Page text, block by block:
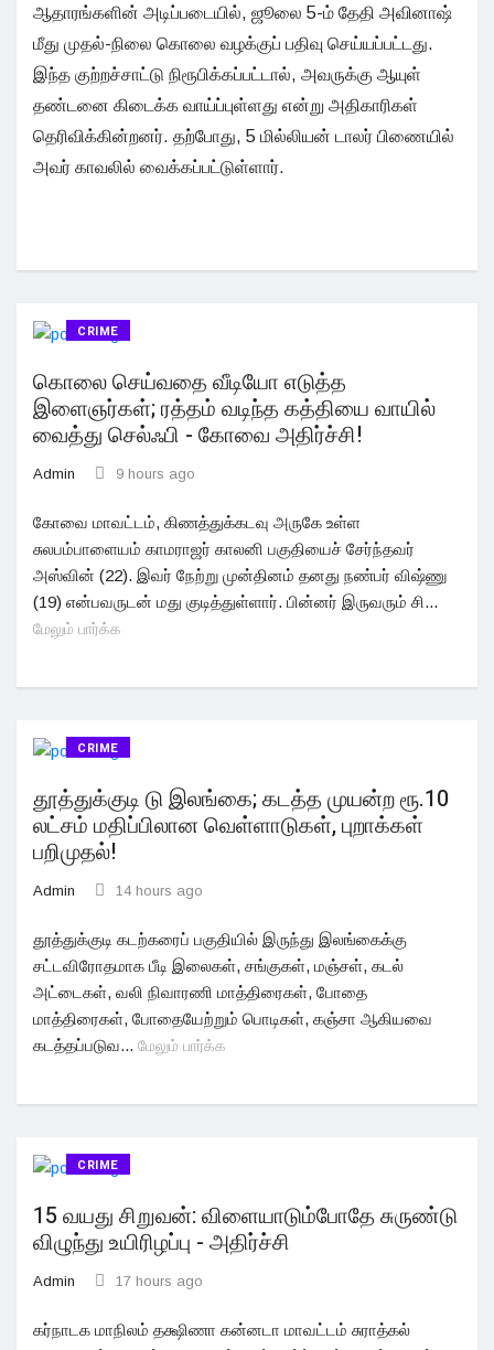
ஆதாரங்களின் அடிப்படையில், ஜூலை 5-ம் தேதி அவினாஷ்
மீது முதல்-நிலை கொலை வழக்குப் பதிவு செய்யப்பட்டது.
இந்த குற்றச்சாட்டு நிரூபிக்கப்பட்டால், அவருக்கு ஆயுள்
தண்டனை கிடைக்க வாய்ப்புள்ளது என்று அதிகாரிகள்
தெரிவிக்கின்றனர். தற்போது, 5 மில்லியன் டாலர் பிணையில்
அவர் காவலில் வைக்கப்பட்டுள்ளார்.
CRIME
கொலை செய்வதை வீடியோ எடுத்த
இளைஞர்கள்; ரத்தம் வடிந்த கத்தியை வாயில்
வைத்து செல்ஃபி - கோவை அதிர்ச்சி!
Admin 9 hours ago
கோவை மாவட்டம், கிணத்துக்கடவு அருகே உள்ள
சுலபம்பாளையம் காமராஜர் காலனி பகுதியைச் சேர்ந்தவர்
அஸ்வின் (22). இவர் நேற்று முன்தினம் தனது நண்பர் விஷ்ணு
(19) என்பவருடன் மது குடித்துள்ளார். பின்னர் இருவரும் சி...
மேலும் பார்க்க
CRIME
தூத்துக்குடி டு இலங்கை; கடத்த முயன்ற ரூ.10
லட்சம் மதிப்பிலான வெள்ளாடுகள், புறாக்கள்
பறிமுதல்!
Admin 14 hours ago
தூத்துக்குடி கடற்கரைப் பகுதியில் இருந்து இலங்கைக்கு
சட்டவிரோதமாக பீடி இலைகள், சங்குகள், மஞ்சள், கடல்
அட்டைகள், வலி நிவாரணி மாத்திரைகள், போதை
மாத்திரைகள், போதையேற்றும் பொடிகள், கஞ்சா ஆகியவை
கடத்தப்படுவ... மேலும் பார்க்க
CRIME
15 வயது சிறுவன்: விளையாடும்போதே சுருண்டு
விழுந்து உயிரிழப்பு - அதிர்ச்சி
Admin 17 hours ago
கர்நாடக மாநிலம் தக்ஷிணா கன்னடா மாவட்டம் சுராத்கல்